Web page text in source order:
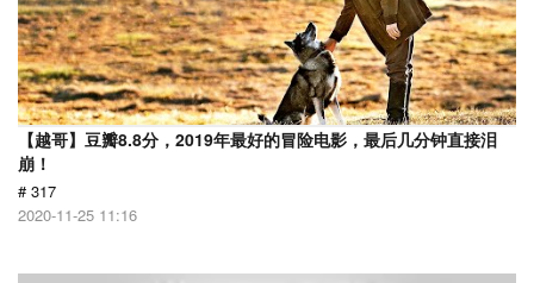
【越哥】豆瓣8.8分，2019年最好的冒险电影，最后几分钟直接泪
崩！
# 317
2020-11-25 11:16